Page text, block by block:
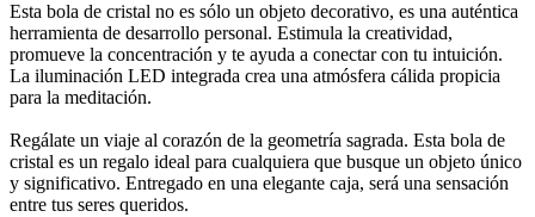
Esta bola de cristal no es sólo un objeto decorativo, es una auténtica
herramienta de desarrollo personal. Estimula la creatividad,
promueve la concentración y te ayuda a conectar con tu intuición.
La iluminación LED integrada crea una atmósfera cálida propicia
para la meditación.
Regálate un viaje al corazón de la geometría sagrada. Esta bola de
cristal es un regalo ideal para cualquiera que busque un objeto único
y significativo. Entregado en una elegante caja, será una sensación
entre tus seres queridos.